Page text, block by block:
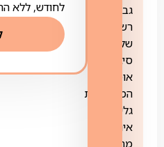
גבי
רשת
של
סיבים
אופטיים
המאפשרת
גלישת
אינטרנט
מהירה
לחודש, ללא